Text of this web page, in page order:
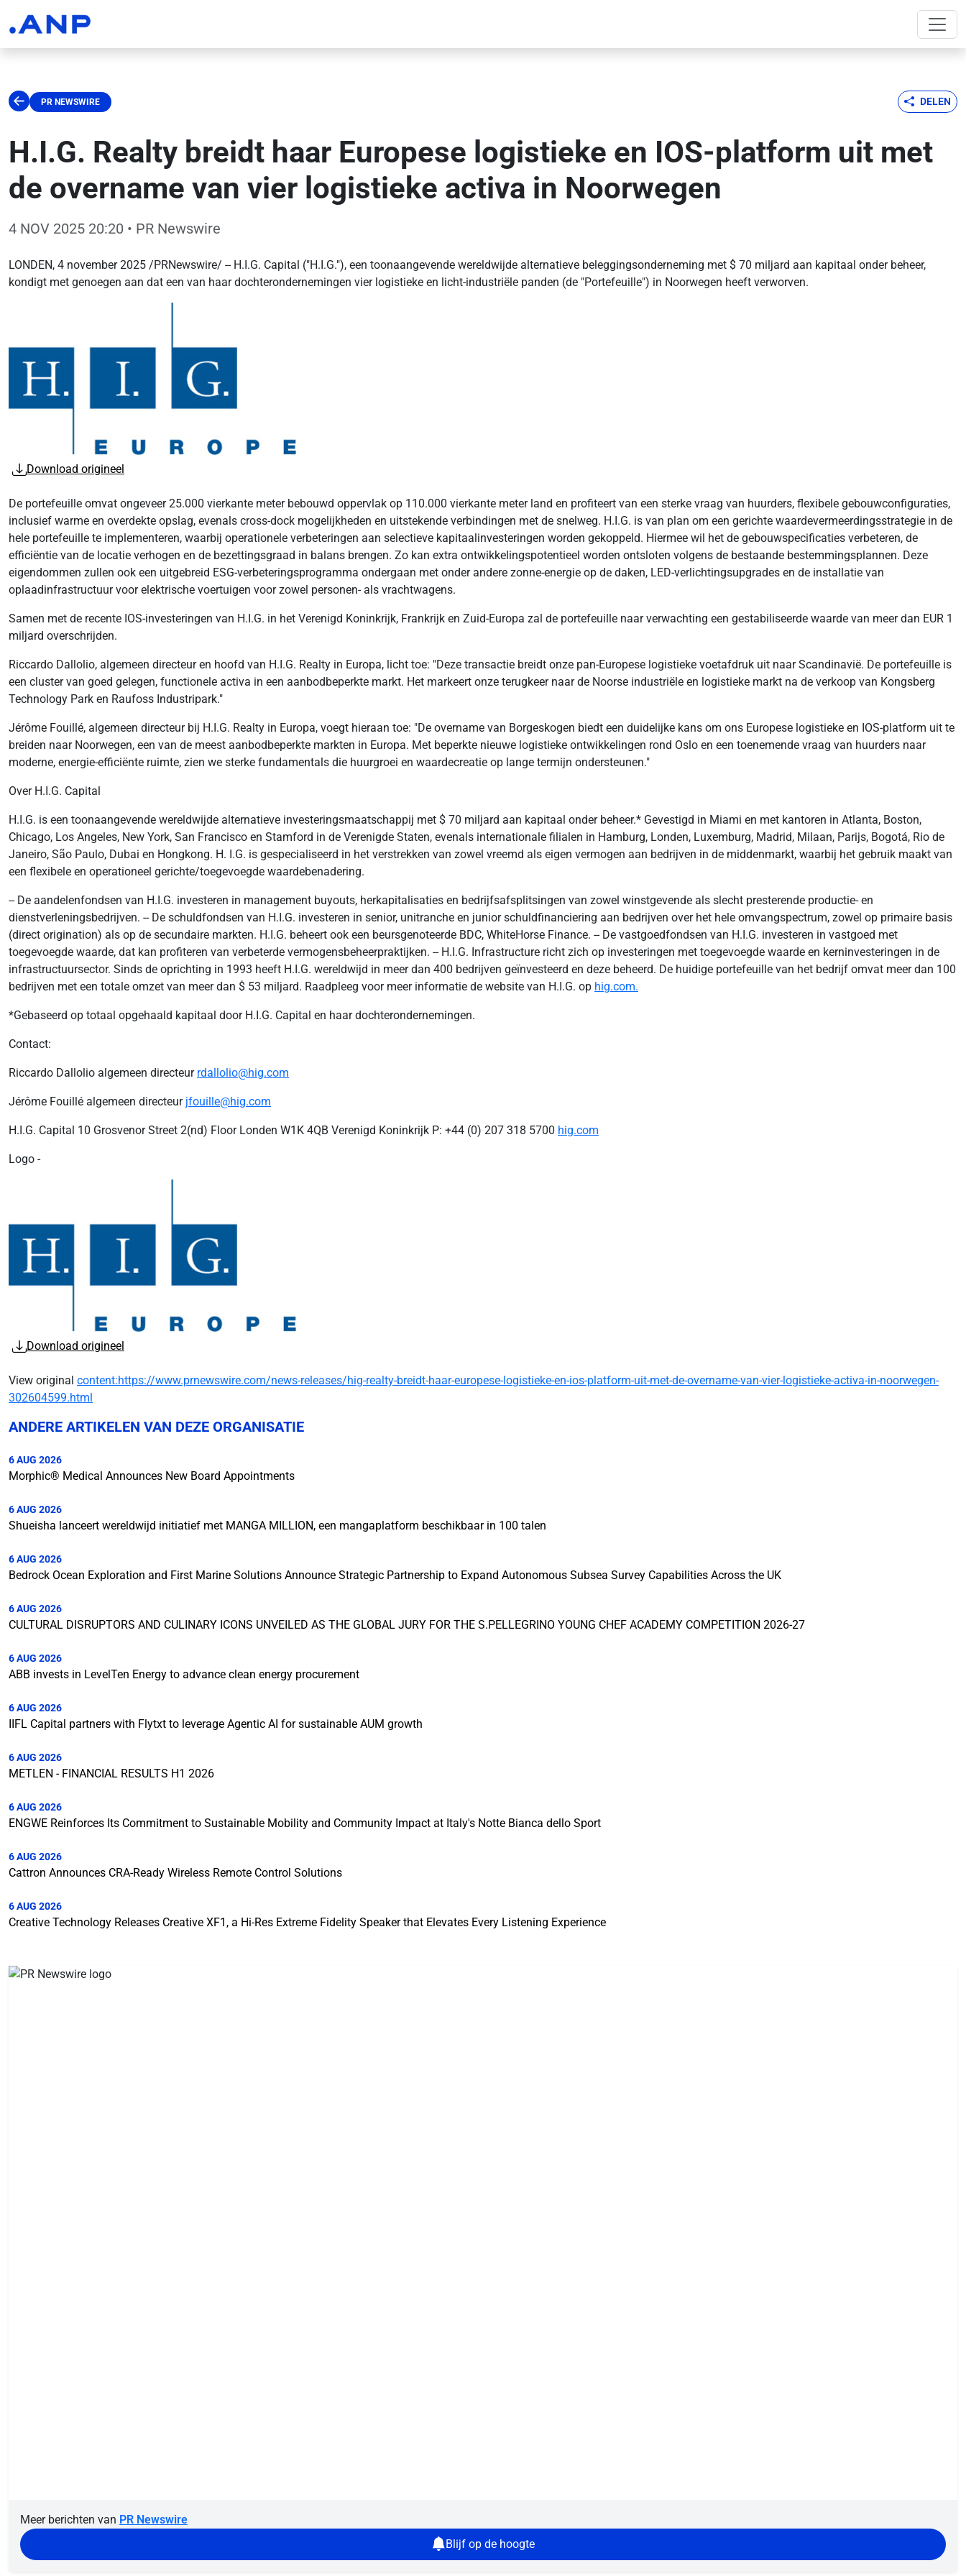
PR NEWSWIRE DELEN
H.I.G. Realty breidt haar Europese logistieke en IOS-platform uit met
de overname van vier logistieke activa in Noorwegen
4 NOV 2025 20:20 • PR Newswire
LONDEN, 4 november 2025 /PRNewswire/ -- H.I.G. Capital ("H.I.G."), een toonaangevende wereldwijde alternatieve beleggingsonderneming met $ 70 miljard aan kapitaal onder beheer,
kondigt met genoegen aan dat een van haar dochterondernemingen vier logistieke en licht-industriële panden (de "Portefeuille") in Noorwegen heeft verworven.
Download origineel
De portefeuille omvat ongeveer 25.000 vierkante meter bebouwd oppervlak op 110.000 vierkante meter land en profiteert van een sterke vraag van huurders, flexibele gebouwconfiguraties,
inclusief warme en overdekte opslag, evenals cross-dock mogelijkheden en uitstekende verbindingen met de snelweg. H.I.G. is van plan om een gerichte waardevermeerdingsstrategie in de
hele portefeuille te implementeren, waarbij operationele verbeteringen aan selectieve kapitaalinvesteringen worden gekoppeld. Hiermee wil het de gebouwspecificaties verbeteren, de
efficiëntie van de locatie verhogen en de bezettingsgraad in balans brengen. Zo kan extra ontwikkelingspotentieel worden ontsloten volgens de bestaande bestemmingsplannen. Deze
eigendommen zullen ook een uitgebreid ESG-verbeteringsprogramma ondergaan met onder andere zonne-energie op de daken, LED-verlichtingsupgrades en de installatie van
oplaadinfrastructuur voor elektrische voertuigen voor zowel personen- als vrachtwagens.
Samen met de recente IOS-investeringen van H.I.G. in het Verenigd Koninkrijk, Frankrijk en Zuid-Europa zal de portefeuille naar verwachting een gestabiliseerde waarde van meer dan EUR 1
miljard overschrijden.
Riccardo Dallolio, algemeen directeur en hoofd van H.I.G. Realty in Europa, licht toe: "Deze transactie breidt onze pan-Europese logistieke voetafdruk uit naar Scandinavië. De portefeuille is
een cluster van goed gelegen, functionele activa in een aanbodbeperkte markt. Het markeert onze terugkeer naar de Noorse industriële en logistieke markt na de verkoop van Kongsberg
Technology Park en Raufoss Industripark."
Jérôme Fouillé, algemeen directeur bij H.I.G. Realty in Europa, voegt hieraan toe: "De overname van Borgeskogen biedt een duidelijke kans om ons Europese logistieke en IOS-platform uit te
breiden naar Noorwegen, een van de meest aanbodbeperkte markten in Europa. Met beperkte nieuwe logistieke ontwikkelingen rond Oslo en een toenemende vraag van huurders naar
moderne, energie-efficiënte ruimte, zien we sterke fundamentals die huurgroei en waardecreatie op lange termijn ondersteunen."
Over H.I.G. Capital
H.I.G. is een toonaangevende wereldwijde alternatieve investeringsmaatschappij met $ 70 miljard aan kapitaal onder beheer.* Gevestigd in Miami en met kantoren in Atlanta, Boston,
Chicago, Los Angeles, New York, San Francisco en Stamford in de Verenigde Staten, evenals internationale filialen in Hamburg, Londen, Luxemburg, Madrid, Milaan, Parijs, Bogotá, Rio de
Janeiro, São Paulo, Dubai en Hongkong. H. I.G. is gespecialiseerd in het verstrekken van zowel vreemd als eigen vermogen aan bedrijven in de middenmarkt, waarbij het gebruik maakt van
een flexibele en operationeel gerichte/toegevoegde waardebenadering.
-- De aandelenfondsen van H.I.G. investeren in management buyouts, herkapitalisaties en bedrijfsafsplitsingen van zowel winstgevende als slecht presterende productie- en
dienstverleningsbedrijven. -- De schuldfondsen van H.I.G. investeren in senior, unitranche en junior schuldfinanciering aan bedrijven over het hele omvangspectrum, zowel op primaire basis
(direct origination) als op de secundaire markten. H.I.G. beheert ook een beursgenoteerde BDC, WhiteHorse Finance. -- De vastgoedfondsen van H.I.G. investeren in vastgoed met
toegevoegde waarde, dat kan profiteren van verbeterde vermogensbeheerpraktijken. -- H.I.G. Infrastructure richt zich op investeringen met toegevoegde waarde en kerninvesteringen in de
infrastructuursector. Sinds de oprichting in 1993 heeft H.I.G. wereldwijd in meer dan 400 bedrijven geïnvesteerd en deze beheerd. De huidige portefeuille van het bedrijf omvat meer dan 100
bedrijven met een totale omzet van meer dan $ 53 miljard. Raadpleeg voor meer informatie de website van H.I.G. op hig.com.
*Gebaseerd op totaal opgehaald kapitaal door H.I.G. Capital en haar dochterondernemingen.
Contact:
Riccardo Dallolio algemeen directeur rdallolio@hig.com
Jérôme Fouillé algemeen directeur jfouille@hig.com
H.I.G. Capital 10 Grosvenor Street 2(nd) Floor Londen W1K 4QB Verenigd Koninkrijk P: +44 (0) 207 318 5700 hig.com
Logo -
Download origineel
View original content:https://www.prnewswire.com/news-releases/hig-realty-breidt-haar-europese-logistieke-en-ios-platform-uit-met-de-overname-van-vier-logistieke-activa-in-noorwegen-
302604599.html
ANDERE ARTIKELEN VAN DEZE ORGANISATIE
6 AUG 2026
Morphic® Medical Announces New Board Appointments
6 AUG 2026
Shueisha lanceert wereldwijd initiatief met MANGA MILLION, een mangaplatform beschikbaar in 100 talen
6 AUG 2026
Bedrock Ocean Exploration and First Marine Solutions Announce Strategic Partnership to Expand Autonomous Subsea Survey Capabilities Across the UK
6 AUG 2026
CULTURAL DISRUPTORS AND CULINARY ICONS UNVEILED AS THE GLOBAL JURY FOR THE S.PELLEGRINO YOUNG CHEF ACADEMY COMPETITION 2026-27
6 AUG 2026
ABB invests in LevelTen Energy to advance clean energy procurement
6 AUG 2026
IIFL Capital partners with Flytxt to leverage Agentic AI for sustainable AUM growth
6 AUG 2026
METLEN - FINANCIAL RESULTS H1 2026
6 AUG 2026
ENGWE Reinforces Its Commitment to Sustainable Mobility and Community Impact at Italy's Notte Bianca dello Sport
6 AUG 2026
Cattron Announces CRA-Ready Wireless Remote Control Solutions
6 AUG 2026
Creative Technology Releases Creative XF1, a Hi-Res Extreme Fidelity Speaker that Elevates Every Listening Experience
Meer berichten van PR Newswire
Blijf op de hoogte